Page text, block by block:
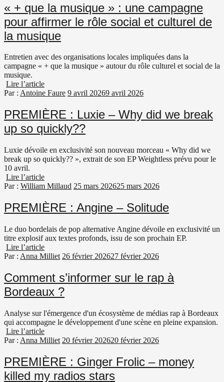
« + que la musique » : une campagne
pour affirmer le rôle social et culturel de
la musique
Entretien avec des organisations locales impliquées dans la
campagne « + que la musique » autour du rôle culturel et social de la
musique.
Lire l’article
Par : Antoine Faure 9 avril 20269 avril 2026
PREMIÈRE : Luxie – Why did we break
up so quickly??
Luxie dévoile en exclusivité son nouveau morceau « Why did we
break up so quickly?? », extrait de son EP Weightless prévu pour le
10 avril.
Lire l’article
Par : William Millaud 25 mars 202625 mars 2026
PREMIÈRE : Angine – Solitude
Le duo bordelais de pop alternative Angine dévoile en exclusivité un
titre explosif aux textes profonds, issu de son prochain EP.
Lire l’article
Par : Anna Milliet 26 février 202627 février 2026
Comment s’informer sur le rap à
Bordeaux ?
Analyse sur l'émergence d'un écosystème de médias rap à Bordeaux
qui accompagne le développement d'une scène en pleine expansion.
Lire l’article
Par : Anna Milliet 20 février 202620 février 2026
PREMIÈRE : Ginger Frolic – money
killed my radios stars